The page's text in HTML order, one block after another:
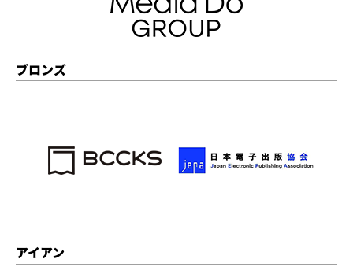
ブロンズ
アイアン